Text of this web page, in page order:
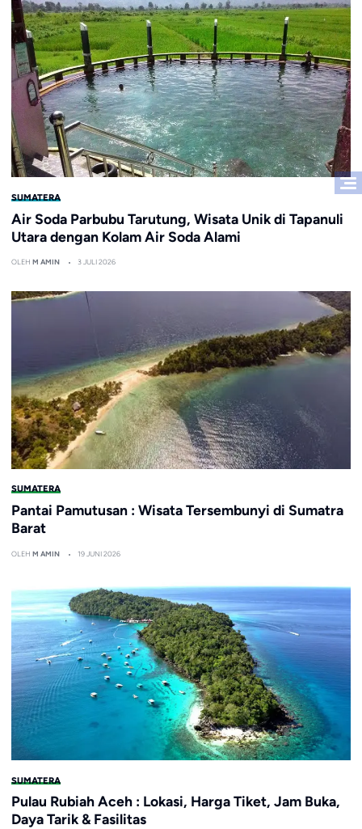
SUMATERA
Air Soda Parbubu Tarutung, Wisata Unik di Tapanuli
Utara dengan Kolam Air Soda Alami
OLEH M AMIN 3 JULI 2026
SUMATERA
Pantai Pamutusan : Wisata Tersembunyi di Sumatra
Barat
OLEH M AMIN 19 JUNI 2026
SUMATERA
Pulau Rubiah Aceh : Lokasi, Harga Tiket, Jam Buka,
Daya Tarik & Fasilitas